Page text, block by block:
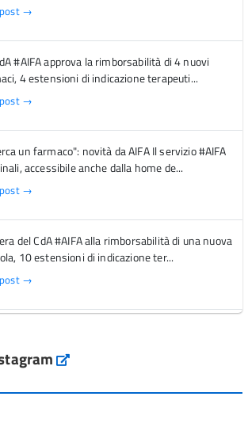
→
#AIFA approva la rimborsabilità di 4 nuovi
4 estensioni di indicazione terapeuti...
→
un farmaco": novità da AIFA Il servizio #AIFA
accessibile anche dalla home de...
→
del CdA #AIFA alla rimborsabilità di una nuova
10 estensioni di indicazione ter...
→
→
Instagram